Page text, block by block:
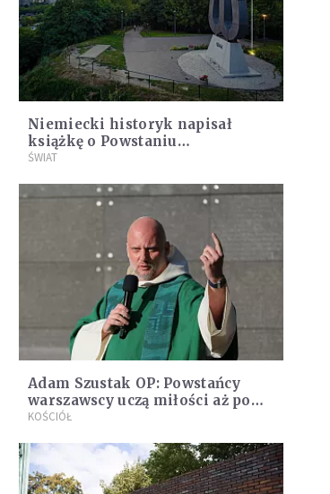
Niemiecki historyk napisał
książkę o Powstaniu
Warszawskim dla żołnierzy
ŚWIAT
Adam Szustak OP: Powstańcy
warszawscy uczą miłości aż po
popiół
KOŚCIÓŁ